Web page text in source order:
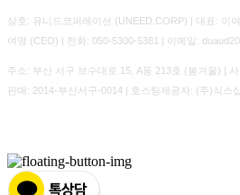
상호: 유니드코퍼레이션 (UNEED.CORP) | 대표: 이
여명 (CEO) | 전화: 050-5300-5381 | 이메일:
주소: 부산 서구 보수대로 15, A동 213호 (봄겨울) |
판매: 2014-부산서구-0014 | 호스팅제공자: (주)식스